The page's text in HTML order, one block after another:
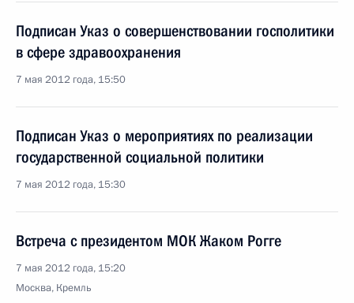
Подписан Указ о совершенствовании госполитики
в сфере здравоохранения
7 мая 2012 года, 15:50
Подписан Указ о мероприятиях по реализации
государственной социальной политики
7 мая 2012 года, 15:30
Встреча с президентом МОК Жаком Рогге
7 мая 2012 года, 15:20
Москва, Кремль